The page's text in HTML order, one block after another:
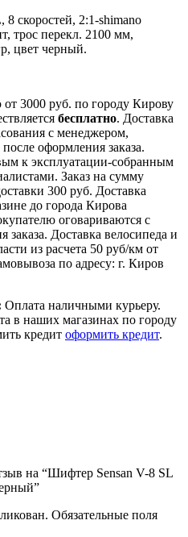
скоростей, 2:1-shimano
трос перекл. 2100 мм,
цвет черный.
от 3000 руб. по городу Кирову
бесплатно. Доставка
с менеджером,
оформления заказа.
к эксплуатации-собранным
Заказ на сумму
300 руб. Доставка
до города Кирова
оговариваются с
Доставка велосипеда и
из расчета 50 руб/км от
по адресу: г. Киров
Оплата наличными курьеру.
в наших магазинах по городу
кредит оформить кредит.
на “Шифтер Sensan V-8 SL
Обязательные поля